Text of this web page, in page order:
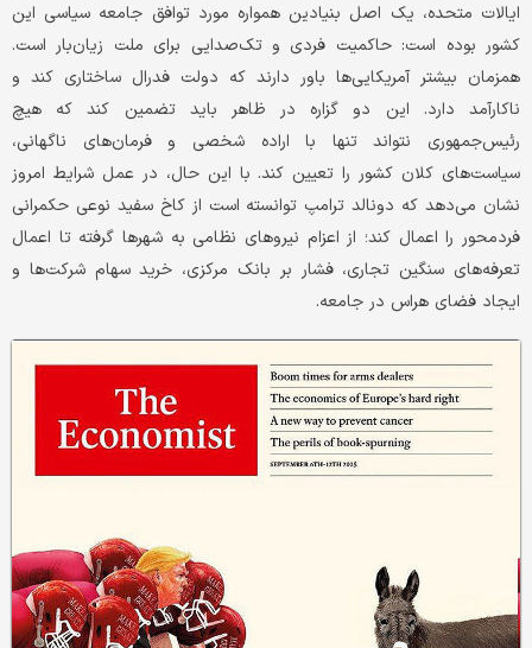
ایالات متحده، یک اصل بنیادین همواره مورد توافق جامعه سیاسی این
کشور بوده است: حاکمیت فردی و تک‌صدایی برای ملت زیان‌بار است.
همزمان بیشتر آمریکایی‌ها باور دارند که دولت فدرال ساختاری کند و
ناکارآمد دارد. این دو گزاره در ظاهر باید تضمین کند که هیچ
رئیس‌جمهوری نتواند تنها با اراده شخصی و فرمان‌های ناگهانی،
سیاست‌های کلان کشور را تعیین کند. با این حال، در عمل شرایط امروز
نشان می‌دهد که دونالد ترامپ توانسته است از کاخ سفید نوعی حکمرانی
فردمحور را اعمال کند؛ از اعزام نیروهای نظامی به شهرها گرفته تا اعمال
تعرفه‌های سنگین تجاری، فشار بر بانک مرکزی، خرید سهام شرکت‌ها و
ایجاد فضای هراس در جامعه.